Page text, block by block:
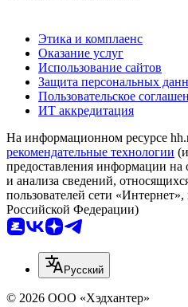
Этика и комплаенс
Оказание услуг
Использование сайтов
Защита персональных
Пользовательское
ИТ аккредитация
На информационном ресурсе
рекомендательные технологии
предоставления информации на
и анализа сведений,
пользователей сети
Российской Федерации)
Русский
© 2026 ООО «Хэдхантер»